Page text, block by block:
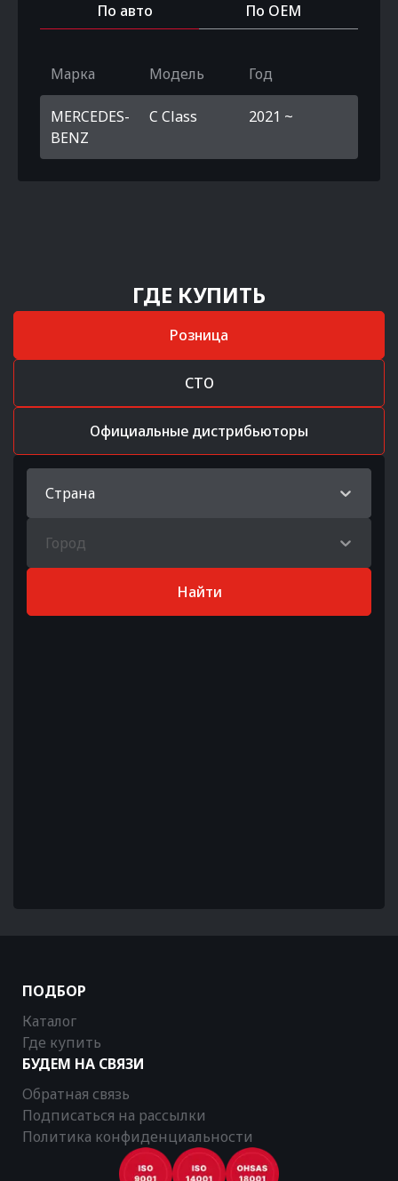
По авто По OEM
Марка Модель Год
MERCEDES-
BENZ
C Class 2021 ~
ГДЕ КУПИТЬ
Розница
СТО
Официальные дистрибьюторы
Страна
Город
Найти
ПОДБОР
Каталог
Где купить
БУДЕМ НА СВЯЗИ
Обратная связь
Подписаться на рассылки
Политика конфиденциальности